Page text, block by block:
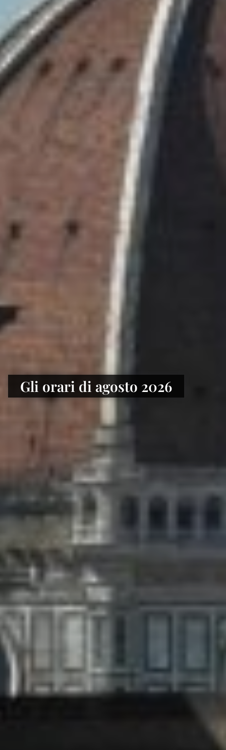
Gli orari di agosto 2026